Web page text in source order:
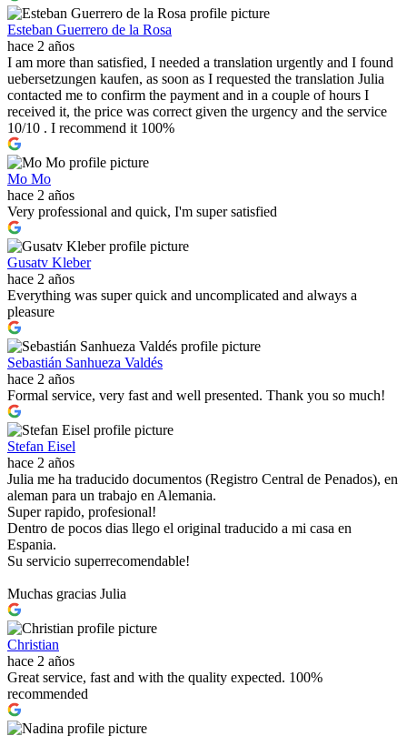
Esteban Guerrero de la Rosa
hace 2 años
I am more than satisfied, I needed a translation urgently and I found
uebersetzungen kaufen, as soon as I requested the translation Julia
contacted me to confirm the payment and in a couple of hours I
received it, the price was correct given the urgency and the service
10/10 . I recommend it 100%
Mo Mo
hace 2 años
Very professional and quick, I'm super satisfied
Gusatv Kleber
hace 2 años
Everything was super quick and uncomplicated and always a
pleasure
Sebastián Sanhueza Valdés
hace 2 años
Formal service, very fast and well presented. Thank you so much!
Stefan Eisel
hace 2 años
Julia me ha traducido documentos (Registro Central de Penados), en
aleman para un trabajo en Alemania.
Super rapido, profesional!
Dentro de pocos dias llego el original traducido a mi casa en
Espania.
Su servicio superrecomendable!
Muchas gracias Julia
Christian
hace 2 años
Great service, fast and with the quality expected. 100%
recommended